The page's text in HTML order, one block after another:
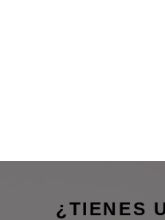
¿TIENES